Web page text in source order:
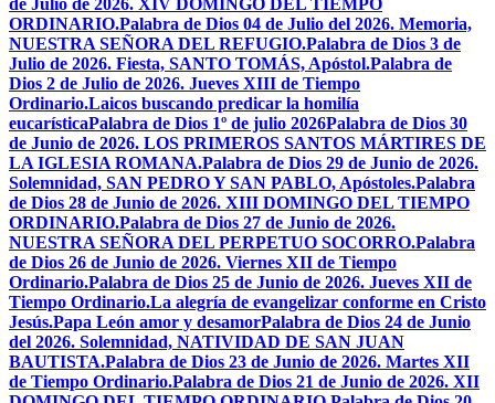
de Julio de 2026. XIV DOMINGO DEL TIEMPO
ORDINARIO.Palabra de Dios 04 de Julio del 2026. Memoria,
NUESTRA SEÑORA DEL REFUGIO.Palabra de Dios 3 de
Julio de 2026. Fiesta, SANTO TOMÁS, Apóstol.Palabra de
Dios 2 de Julio de 2026. Jueves XIII de Tiempo
Ordinario.Laicos buscando predicar la homilía
eucarísticaPalabra de Dios 1º de julio 2026Palabra de Dios 30
de Junio de 2026. LOS PRIMEROS SANTOS MÁRTIRES DE
LA IGLESIA ROMANA.Palabra de Dios 29 de Junio de 2026.
Solemnidad, SAN PEDRO Y SAN PABLO, Apóstoles.Palabra
de Dios 28 de Junio de 2026. XIII DOMINGO DEL TIEMPO
ORDINARIO.Palabra de Dios 27 de Junio de 2026.
NUESTRA SEÑORA DEL PERPETUO SOCORRO.Palabra
de Dios 26 de Junio de 2026. Viernes XII de Tiempo
Ordinario.Palabra de Dios 25 de Junio de 2026. Jueves XII de
Tiempo Ordinario.La alegría de evangelizar conforme en Cristo
Jesús.Papa León amor y desamorPalabra de Dios 24 de Junio
del 2026. Solemnidad, NATIVIDAD DE SAN JUAN
BAUTISTA.Palabra de Dios 23 de Junio de 2026. Martes XII
de Tiempo Ordinario.Palabra de Dios 21 de Junio de 2026. XII